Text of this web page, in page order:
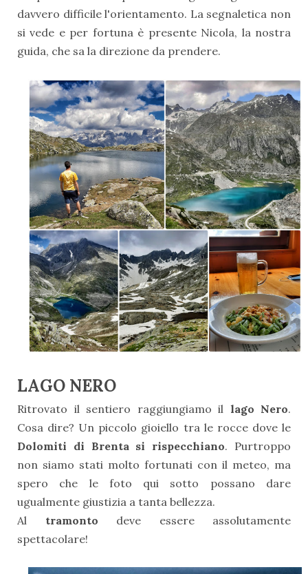
davvero difficile l'orientamento. La segnaletica non
si vede e per fortuna è presente Nicola, la nostra
guida, che sa la direzione da prendere.
LAGO NERO
Ritrovato il sentiero raggiungiamo il lago Nero.
Cosa dire? Un piccolo gioiello tra le rocce dove le
Dolomiti di Brenta si rispecchiano. Purtroppo
non siamo stati molto fortunati con il meteo, ma
spero che le foto qui sotto possano dare
ugualmente giustizia a tanta bellezza.
Al tramonto deve essere assolutamente
spettacolare!